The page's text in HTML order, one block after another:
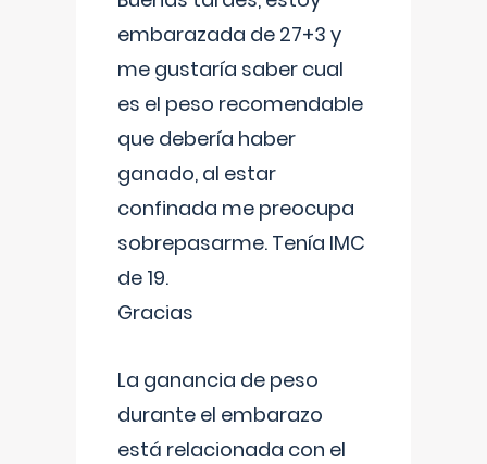
embarazada de 27+3 y
me gustaría saber cual
es el peso recomendable
que debería haber
ganado, al estar
confinada me preocupa
sobrepasarme. Tenía IMC
de 19.
Gracias
La ganancia de peso
durante el embarazo
está relacionada con el